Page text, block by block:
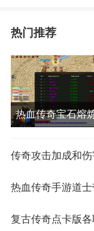
热门推荐
传奇攻击加成和
热血传奇手游道
复古传奇点卡版